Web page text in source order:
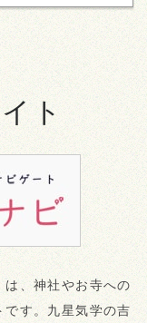
ト
は、神社やお寺への
す。九星気学の吉